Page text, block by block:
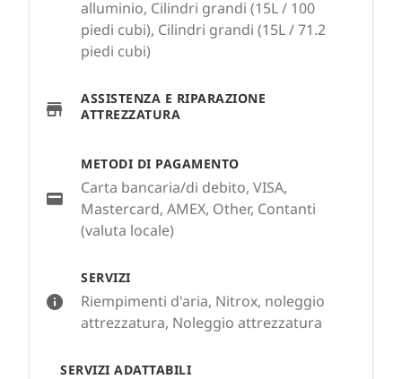
SERVIZI
Riempimenti d'aria, Nitrox, noleggio
attrezzatura, Noleggio attrezzatura
SERVIZI ADATTABILI
alluminio, Cilindri grandi (15L / 100
piedi cubi), Cilindri grandi (15L / 71.2
piedi cubi)
ASSISTENZA E RIPARAZIONE
ATTREZZATURA
METODI DI PAGAMENTO
Carta bancaria/di debito, VISA,
Mastercard, AMEX, Other, Contanti
(valuta locale)